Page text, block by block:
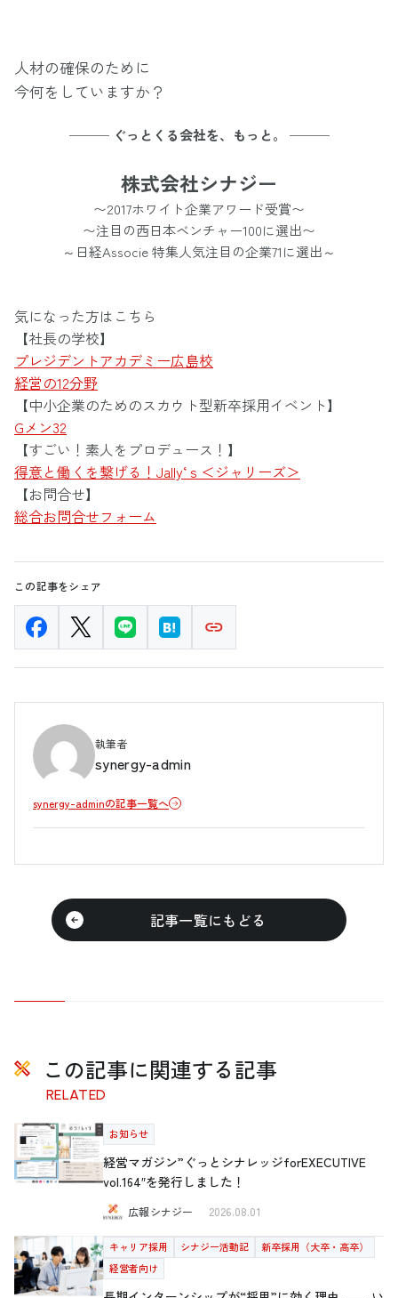
人材の確保のために
今何をしていますか？
─── ぐっとくる会社を、もっと。 ───
株式会社シナジー
〜2017ホワイト企業アワード受賞〜
〜注目の西日本ベンチャー100に選出〜
～日経Associe 特集人気注目の企業71に選出～
気になった方はこちら
【社長の学校】
プレジデントアカデミー広島校
経営の12分野
【中小企業のためのスカウト型新卒採用イベント】
Gメン32
【すごい！素人をプロデュース！】
得意と働くを繋げる！Jally‘ｓ＜ジャリーズ＞
【お問合せ】
総合お問合せフォーム
この記事をシェア
執筆者
synergy-admin
synergy-adminの記事一覧へ
記事一覧にもどる
この記事に関連する記事
RELATED
お知らせ
経営マガジン”ぐっとシナレッジforEXECUTIVE
vol.164″を発行しました！
広報シナジー 2026.08.01
キャリア採用 シナジー活動記
新卒採用（大卒・高卒）
経営者向け